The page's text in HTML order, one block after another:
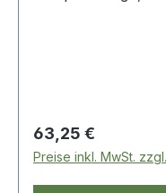
Regulärer Preis:
63,25 €
Preise inkl. MwSt.